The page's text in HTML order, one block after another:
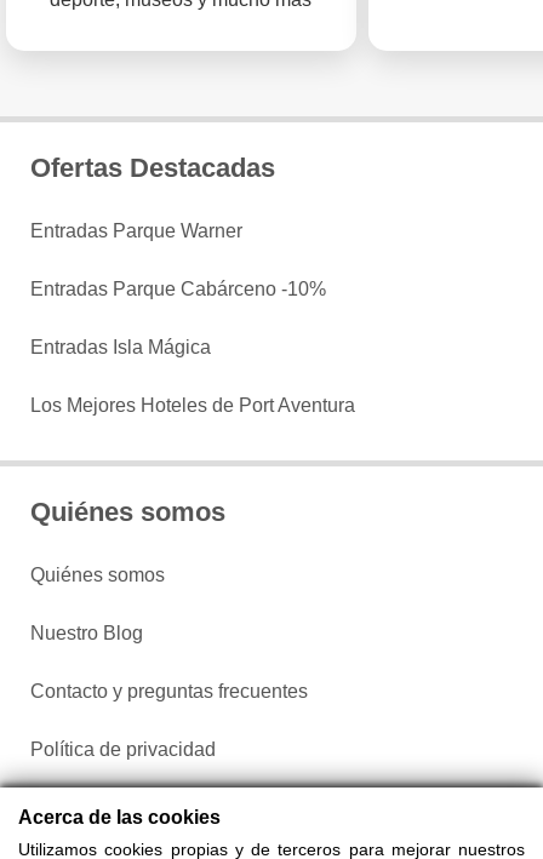
Ofertas Destacadas
Entradas Parque Warner
Entradas Parque Cabárceno -10%
Entradas Isla Mágica
Los Mejores Hoteles de Port Aventura
Quiénes somos
Quiénes somos
Nuestro Blog
Contacto y preguntas frecuentes
Política de privacidad
Configurar cookies
Acerca de las cookies
Utilizamos cookies propias y de terceros para mejorar nuestros